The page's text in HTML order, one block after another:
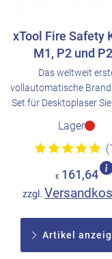
xTool Fire Safety
M1, P2 und
Das weltweit
vollautomatische
Set für Desktoplaser Sie
Lager
€ 161,64
zzgl.
Artikel